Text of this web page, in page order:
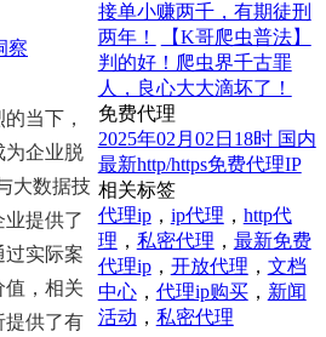
察
当下，
为企业脱
大数据技
提供了
实际案
，相关
提供了有
接单小赚两千，有期徒刑
两年！
【K哥爬虫普法】
判的好！爬虫界千古罪
人，良心大大滴坏了！
免费代理
2025年02月02日18时 国内
最新http/https免费代理IP
相关标签
代理ip， ip代理 ， http代
理 ， 私密代理 ， 最新免费
代理ip， 开放代理 ， 文档
中心， 代理ip购买， 新闻
活动 ， 私密代理